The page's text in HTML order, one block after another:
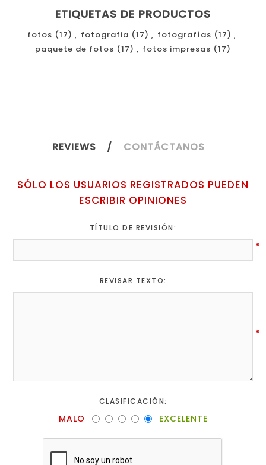
ETIQUETAS DE PRODUCTOS
fotos (17) , fotografia (17) , fotografías (17) ,
paquete de fotos (17) , fotos impresas (17)
REVIEWS CONTÁCTANOS
SÓLO LOS USUARIOS REGISTRADOS PUEDEN
ESCRIBIR OPINIONES
TÍTULO DE REVISIÓN:
*
REVISAR TEXTO:
*
CLASIFICACIÓN:
MALO EXCELENTE